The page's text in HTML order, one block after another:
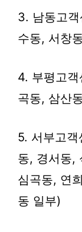
3. 남동고
수동, 서창
4. 부평고
곡동, 삼산
5. 서부고
동, 경서동,
심곡동, 연
동 일부)